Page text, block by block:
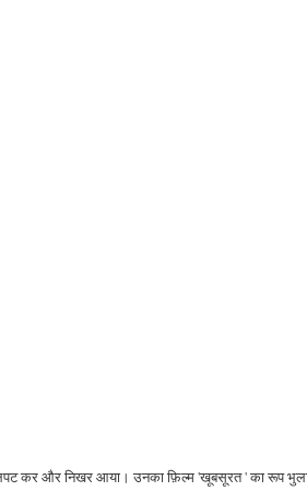
कर और निखर आया। उनका फ़िल्म 'खूबसूरत ' का रूप